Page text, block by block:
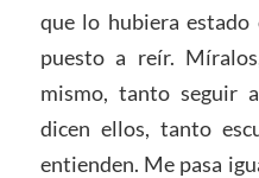
que lo hubiera estado
puesto a reír.
mismo, tanto seguir
dicen ellos, tanto
entienden. Me pasa